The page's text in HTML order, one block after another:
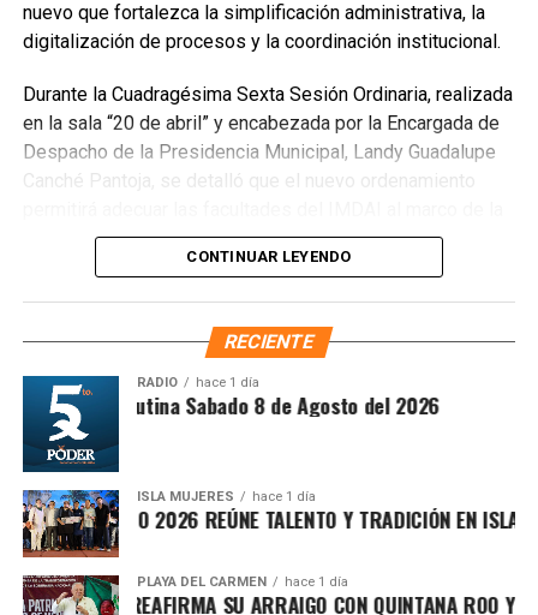
Finalmente, las Unidades Verdes de SIRESOL Cancún
convertirse en punto de disposición ilegal de basura. El
Ayuntamiento exhortó a la ciudadanía a reportar estas
prácticas y sumarse al esfuerzo colectivo para mantener
un Cancún limpio y con prosperidad compartida.
Fuente: 5to Poder Agencia de Noticias
nuevo que fortalezca la simplificación administrativa, la
digitalización de procesos y la coordinación institucional.
Durante la Cuadragésima Sexta Sesión Ordinaria, realizada
en la sala “20 de abril” y encabezada por la Encargada de
Despacho de la Presidencia Municipal, Landy Guadalupe
Canché Pantoja, se detalló que el nuevo ordenamiento
Ley Nacional para Eliminar Trámites Burocráticos
mediante la instauración de la Autoridad Municipal de
Simplificación y Digitalización. Con ello, se busca agilizar
trámites, reducir cargas administrativas y mejorar la
CONTINUAR LEYENDO
RECIENTE
RADIO hace 1 día
Síntesis Matutina Sabado 8 de Agosto del 2026
ISLA MUJERES hace 1 día
ISLEÑO 2026 REÚNE TALENTO Y TRADICIÓN EN ISLA
PLAYA DEL CARMEN hace 1 día
MARÍN REAFIRMA SU ARRAIGO CON QUINTANA ROO Y